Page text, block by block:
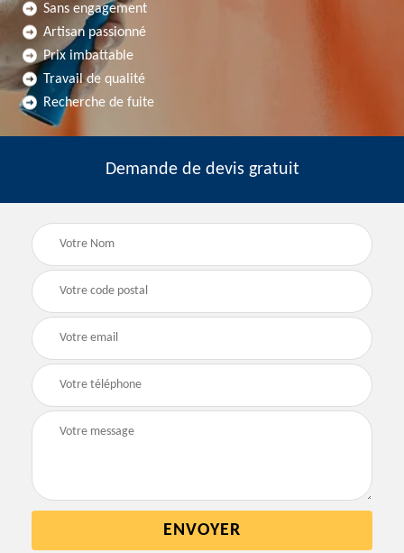
Sans engagement
Artisan passionné
Prix imbattable
Travail de qualité
Recherche de fuite
Demande de devis gratuit